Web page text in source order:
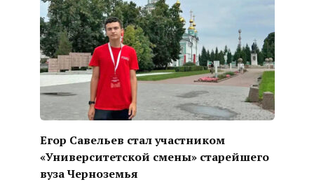
Егор Савельев стал участником
«Университетской смены» старейшего
вуза Черноземья